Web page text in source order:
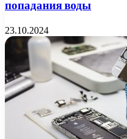
попадания воды
23.10.2024